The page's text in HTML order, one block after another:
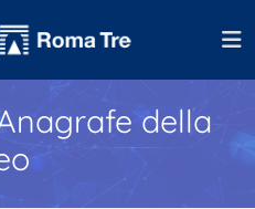
della